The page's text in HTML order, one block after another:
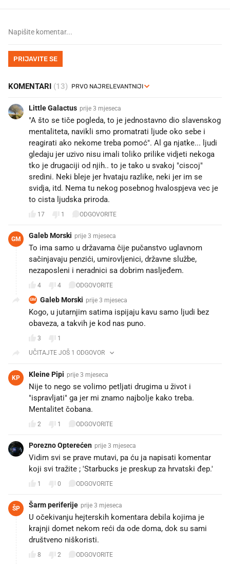
PRIJAVITE SE
KOMENTARI (13)
Little Galactus prije 3 mjeseca
"A što se tiče pogleda, to je jednostavno dio slavenskog
mentaliteta, navikli smo promatrati ljude oko sebe i
reagirati ako nekome treba pomoć". Al ga njatke... ljudi
gledaju jer uzivo nisu imali toliko prilike vidjeti nekoga
tko je drugaciji od njih.. to je tako u svakoj "ciscoj"
sredini. Neki bleje jer hvataju razlike, neki jer im se
svidja, itd. Nema tu nekog posebnog hvalospjeva vec je
to cista ljudska priroda.
17 1 ODGOVORITE
GM Galeb Morski prije 3 mjeseca
To ima samo u državama čije pučanstvo uglavnom
sačinjavaju penzići, umirovljenici, državne službe,
nezaposleni i neradnici sa dobrim nasljeđem.
4 4 ODGOVORITE
GM Galeb Morski prije 3 mjeseca
Kogo, u jutarnjim satima ispijaju kavu samo ljudi bez
obaveza, a takvih je kod nas puno.
3
1
UČITAJTE JOŠ 1 ODGOVOR
KP Kleine Pipi prije 3 mjeseca
Nije to nego se volimo petljati drugima u život i
"ispravljati" ga jer mi znamo najbolje kako treba.
Mentalitet čobana.
2 1 ODGOVORITE
Porezno Opterećen prije 3 mjeseca
Vidim svi se prave mutavi, pa ću ja napisati komentar
koji svi tražite ; 'Starbucks je preskup za hrvatski đep.'
1 0 ODGOVORITE
ŠP Šarm periferije prije 3 mjeseca
U očekivanju hejterskih komentara debila kojima je
krajnji domet nekom reći da ode doma, dok su sami
društveno niškoristi.
8 2 ODGOVORITE